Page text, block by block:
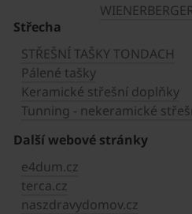
Střecha
STŘEŠNÍ TAŠKY TONDACH
Pálené tašky
Keramické střešní doplňky
Tunning - nekeramické
Další webové stránky
e4dum.cz
terca.cz
naszdravydomov.cz